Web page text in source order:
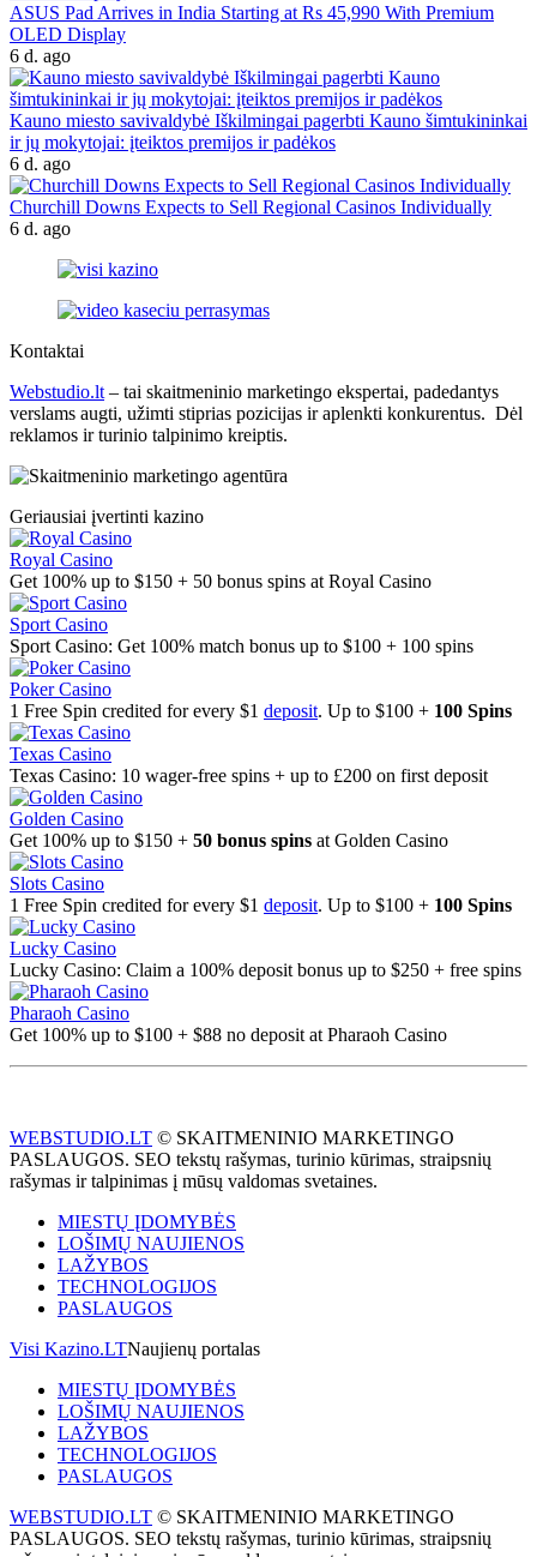
ASUS Pad Arrives in India Starting at Rs 45,990 With Premium
OLED Display
6 d. ago
Kauno miesto savivaldybė Iškilmingai pagerbti Kauno šimtukininkai
ir jų mokytojai: įteiktos premijos ir padėkos
6 d. ago
Churchill Downs Expects to Sell Regional Casinos Individually
6 d. ago
Kontaktai
Webstudio.lt – tai skaitmeninio marketingo ekspertai, padedantys
verslams augti, užimti stiprias pozicijas ir aplenkti konkurentus. Dėl
reklamos ir turinio talpinimo kreiptis.
Geriausiai įvertinti kazino
Royal Casino
Get 100% up to $150 + 50 bonus spins at Royal Casino
Sport Casino
Sport Casino: Get 100% match bonus up to $100 + 100 spins
Poker Casino
1 Free Spin credited for every $1 deposit. Up to $100 + 100 Spins
Texas Casino
Texas Casino: 10 wager-free spins + up to £200 on first deposit
Golden Casino
Get 100% up to $150 + 50 bonus spins at Golden Casino
Slots Casino
1 Free Spin credited for every $1 deposit. Up to $100 + 100 Spins
Lucky Casino
Lucky Casino: Claim a 100% deposit bonus up to $250 + free spins
Pharaoh Casino
Get 100% up to $100 + $88 no deposit at Pharaoh Casino
WEBSTUDIO.LT © SKAITMENINIO MARKETINGO
PASLAUGOS. SEO tekstų rašymas, turinio kūrimas, straipsnių
rašymas ir talpinimas į mūsų valdomas svetaines.
MIESTŲ ĮDOMYBĖS
LOŠIMŲ NAUJIENOS
LAŽYBOS
TECHNOLOGIJOS
PASLAUGOS
Visi Kazino.LTNaujienų portalas
MIESTŲ ĮDOMYBĖS
LOŠIMŲ NAUJIENOS
LAŽYBOS
TECHNOLOGIJOS
PASLAUGOS
WEBSTUDIO.LT © SKAITMENINIO MARKETINGO
PASLAUGOS. SEO tekstų rašymas, turinio kūrimas, straipsnių